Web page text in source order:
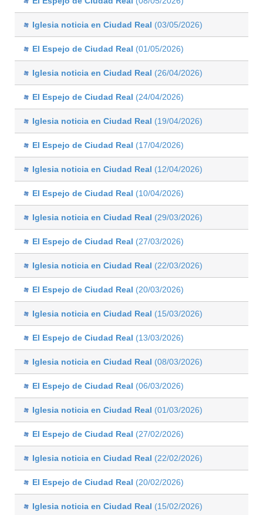
Iglesia noticia en Ciudad Real (03/05/2026)
El Espejo de Ciudad Real (01/05/2026)
Iglesia noticia en Ciudad Real (26/04/2026)
El Espejo de Ciudad Real (24/04/2026)
Iglesia noticia en Ciudad Real (19/04/2026)
El Espejo de Ciudad Real (17/04/2026)
Iglesia noticia en Ciudad Real (12/04/2026)
El Espejo de Ciudad Real (10/04/2026)
Iglesia noticia en Ciudad Real (29/03/2026)
El Espejo de Ciudad Real (27/03/2026)
Iglesia noticia en Ciudad Real (22/03/2026)
El Espejo de Ciudad Real (20/03/2026)
Iglesia noticia en Ciudad Real (15/03/2026)
El Espejo de Ciudad Real (13/03/2026)
Iglesia noticia en Ciudad Real (08/03/2026)
El Espejo de Ciudad Real (06/03/2026)
Iglesia noticia en Ciudad Real (01/03/2026)
El Espejo de Ciudad Real (27/02/2026)
Iglesia noticia en Ciudad Real (22/02/2026)
El Espejo de Ciudad Real (20/02/2026)
Iglesia noticia en Ciudad Real (15/02/2026)